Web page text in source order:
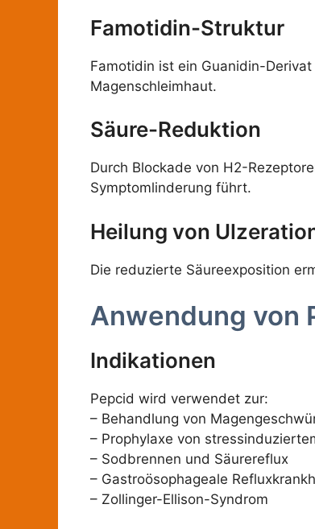
Famotidin-Struktur
Famotidin ist ein Guanidin-
Magenschleimhaut.
Säure-Reduktion
Durch Blockade von H2-
Symptomlinderung führt.
Heilung von
Die reduzierte Säureexposition
Anwendung von
Indikationen
Pepcid wird verwendet zur:
– Behandlung von
– Prophylaxe von
– Sodbrennen und Säurereflux
– Gastroösophageale
– Zollinger-Ellison-Syndrom